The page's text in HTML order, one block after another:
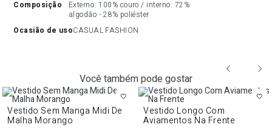
composição
Externo: 100% couro / interno: 72%
algodão - 28% poliéster
ocasião de usoCASUAL FASHION
Você também pode gostar
Vestido Sem Manga Midi De
Malha Morango
Vestido Longo Com
Aviamentos Na Frente